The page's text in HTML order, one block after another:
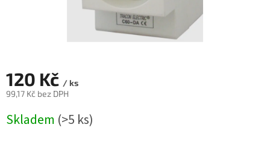
120 Kč / ks
99,17 Kč bez DPH
cena:
Skladem (>5 ks)